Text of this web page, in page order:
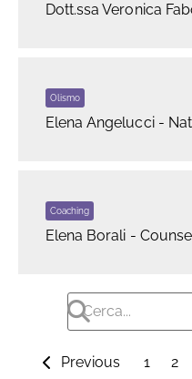
Dott.ssa Veronica
Olismo
Elena Angelucci -
Coaching
Elena Borali -
Previous 1 2